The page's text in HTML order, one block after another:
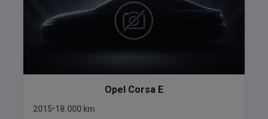
Opel Corsa E
2015 18.000 km